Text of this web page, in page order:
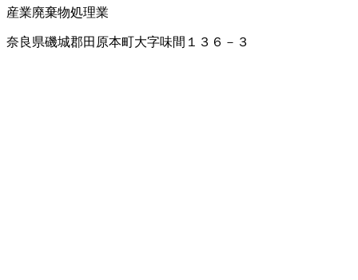
産業廃棄物処理業
奈良県磯城郡田原本町大字味間１３６－３